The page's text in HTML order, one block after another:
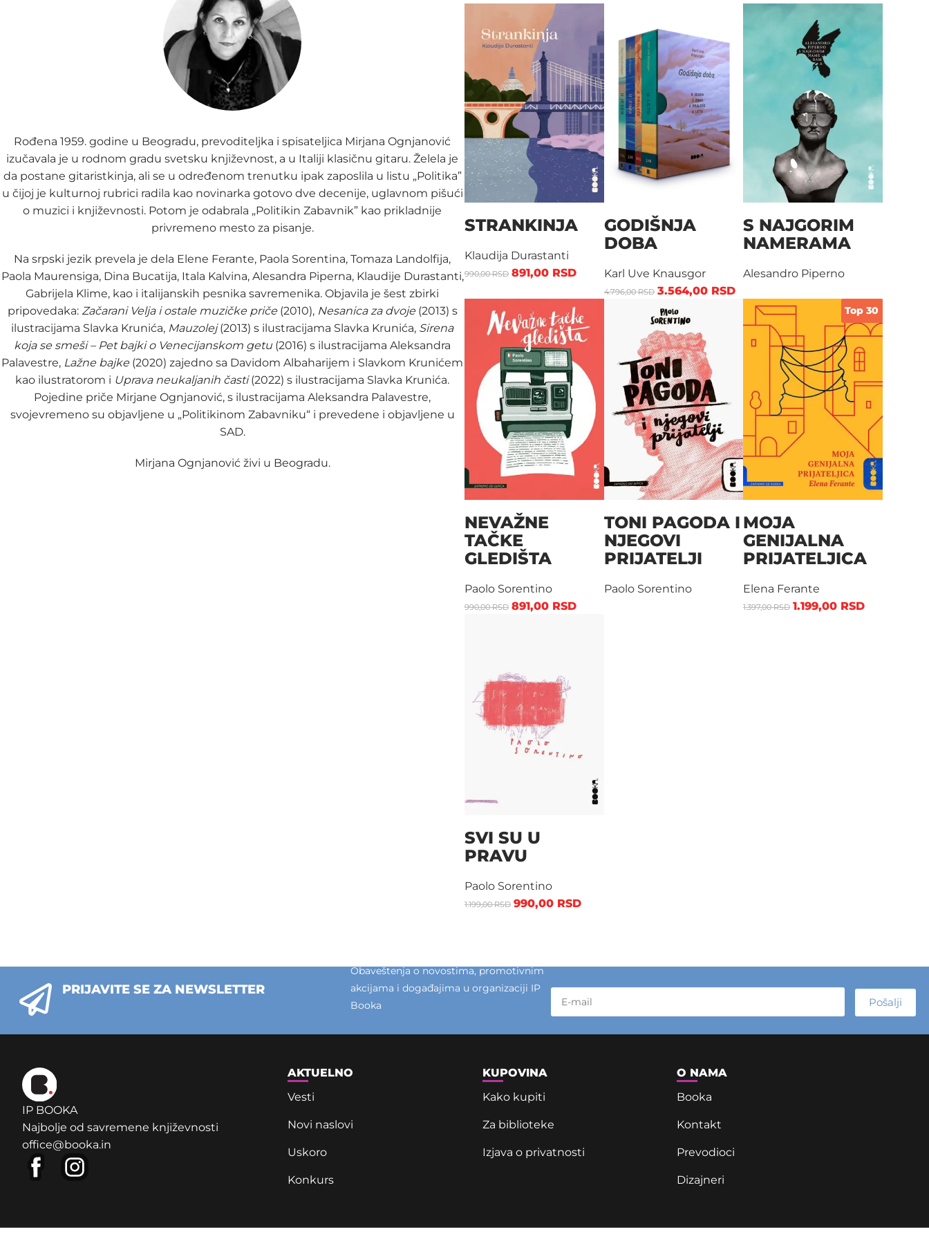
Rođena 1959. godine u Beogradu, prevoditeljka i spisateljica Mirjana Ognjanović
izučavala je u rodnom gradu svetsku književnost, a u Italiji klasičnu gitaru. Želela je
da postane gitaristkinja, ali se u određenom trenutku ipak zaposlila u listu „Politika”
u čijoj je kulturnoj rubrici radila kao novinarka gotovo dve decenije, uglavnom pišući
o muzici i književnosti. Potom je odabrala „Politikin Zabavnik” kao prikladnije
privremeno mesto za pisanje.
Na srpski jezik prevela je dela Elene Ferante, Paola Sorentina, Tomaza Landolfija,
Paola Maurensiga, Dina Bucatija, Itala Kalvina, Alesandra Piperna, Klaudije Durastanti,
Gabrijela Klime, kao i italijanskih pesnika savremenika. Objavila je šest zbirki
pripoveda­ka: Začarani Velja i ostale muzičke priče (2010), Nesanica za dvoje (2013) s
ilustracijama Slavka Krunića, Mauzolej(2013) s ilustraci­jama Slavka Krunića, Sirena
koja se smeši – Pet bajki o Veneci­janskom getu (2016) s ilustracijama Aleksandra
Palavestre, Lažne bajke (2020) zajedno sa Davidom Albaharijem i Slavkom Krunićem
kao ilustratorom i Uprava neukaljanih časti(2022) s ilustracijama Slavka Krunića.
Pojedine priče Mirjane Ognjanović, s ilustracijama Aleksandra Palavestre,
svojevremeno su objavljene u „Politikinom Zabavniku“ i prevedene i objavljene u
SAD.
Mirjana Ognjanović živi u Beogradu.
STRANKINJA
Klaudija Durastanti
990,00RSD 891,00 RSD
GODIŠNJA
DOBA
Karl Uve Knausgor
4.796,00RSD 3.564,00 RSD
S NAJGORIM
NAMERAMA
Alesandro Piperno
NEVAŽNE
TAČKE
GLEDIŠTA
Paolo Sorentino
990,00RSD 891,00 RSD
TONI PAGODA I
NJEGOVI
PRIJATELJI
Paolo Sorentino
Top 30
MOJA
GENIJALNA
PRIJATELJICA
Elena Ferante
1.397,00RSD 1.199,00 RSD
SVI SU U
PRAVU
Paolo Sorentino
1.199,00RSD 990,00 RSD
PRIJAVITE SE ZA NEWSLETTER
Obaveštenja o novostima, promotivnim
akcijama i događajima u organizaciji IP
Booka
Pošalji
IP BOOKA
Najbolje od savremene književnosti
office@booka.in
AKTUELNO
Vesti
Novi naslovi
Uskoro
Konkurs
KUPOVINA
Kako kupiti
Za biblioteke
Izjava o privatnosti
O NAMA
Booka
Kontakt
Prevodioci
Dizajneri